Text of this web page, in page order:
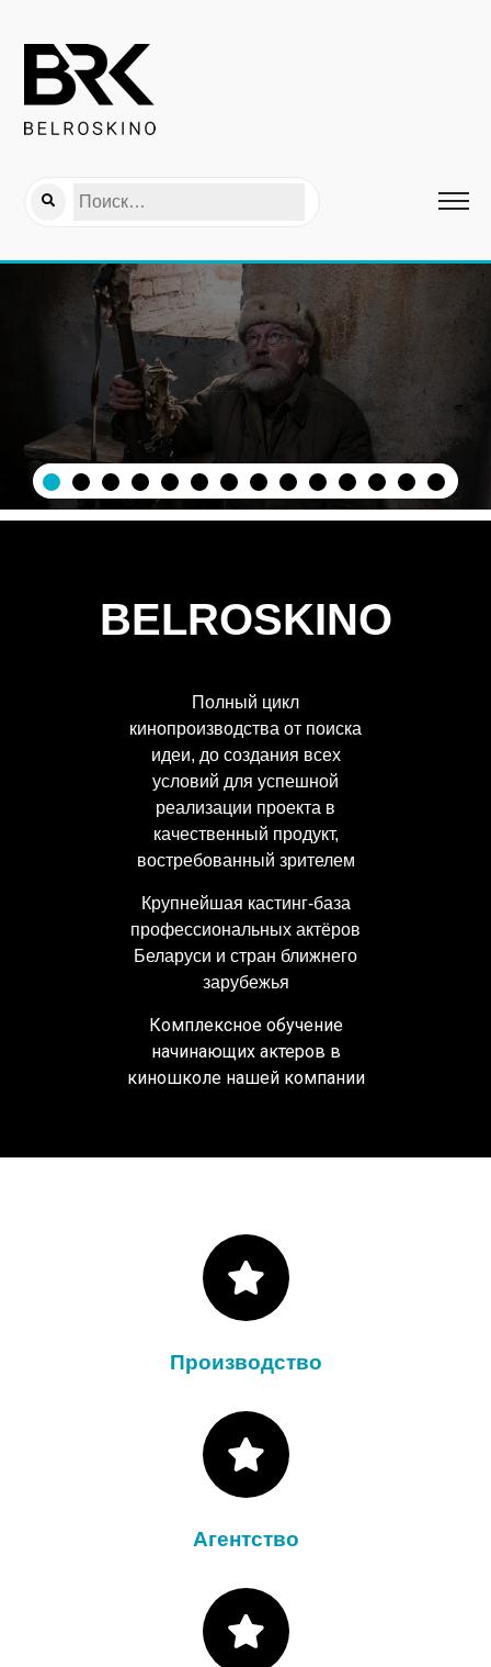
BELROSKINO
Полный цикл
кинопроизводства от поиска
идеи, до создания всех
условий для успешной
реализации проекта в
качественный продукт,
востребованный зрителем
Крупнейшая кастинг-база
профессиональных актёров
Беларуси и стран ближнего
зарубежья
Комплексное обучение
начинающих актеров в
киношколе нашей компании
Производство
Агентство